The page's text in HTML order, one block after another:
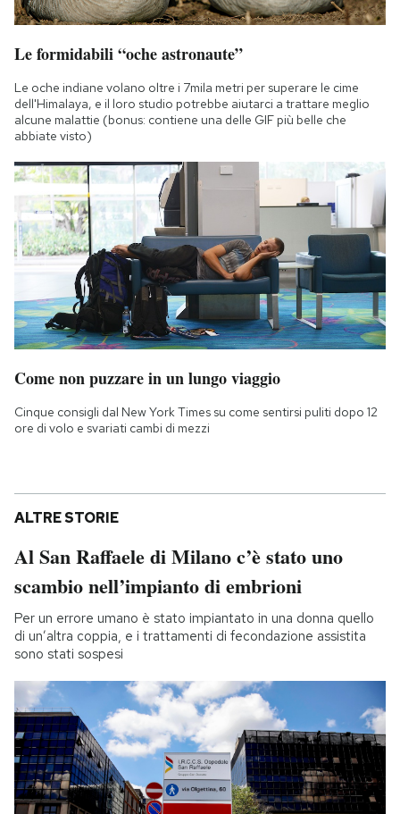
Le formidabili “oche astronaute”
Le oche indiane volano oltre i 7mila metri per superare le cime
dell'Himalaya, e il loro studio potrebbe aiutarci a trattare meglio
alcune malattie (bonus: contiene una delle GIF più belle che
abbiate visto)
Come non puzzare in un lungo viaggio
Cinque consigli dal New York Times su come sentirsi puliti dopo 12
ore di volo e svariati cambi di mezzi
ALTRE STORIE
Al San Raffaele di Milano c’è stato uno
scambio nell’impianto di embrioni
Per un errore umano è stato impiantato in una donna quello
di un’altra coppia, e i trattamenti di fecondazione assistita
sono stati sospesi